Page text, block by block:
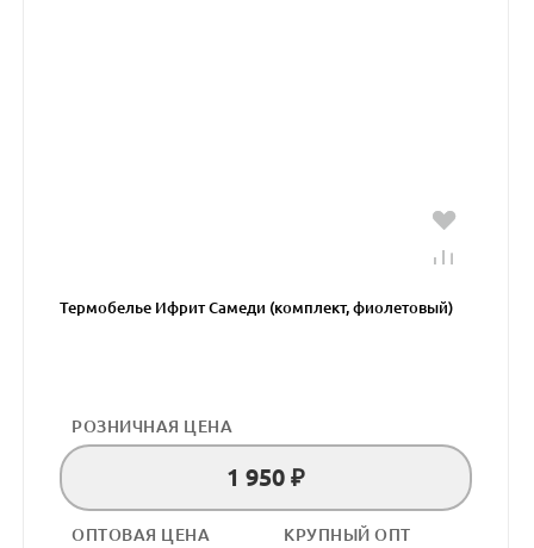
Термобелье Ифрит Самеди (комплект, фиолетовый)
РОЗНИЧНАЯ ЦЕНА
1 950 ₽
ОПТОВАЯ ЦЕНА КРУПНЫЙ ОПТ